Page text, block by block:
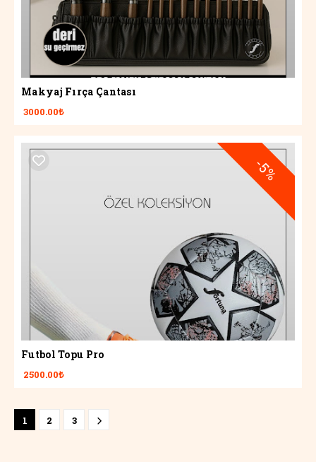
Makyaj Fırça Çantası
3000.00₺
-5%
Futbol Topu Pro
2500.00₺
1 2 3